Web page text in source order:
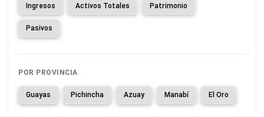
Ingresos Activos Totales Patrimonio
Pasivos
POR PROVINCIA
Guayas Pichincha Azuay Manabí El Oro